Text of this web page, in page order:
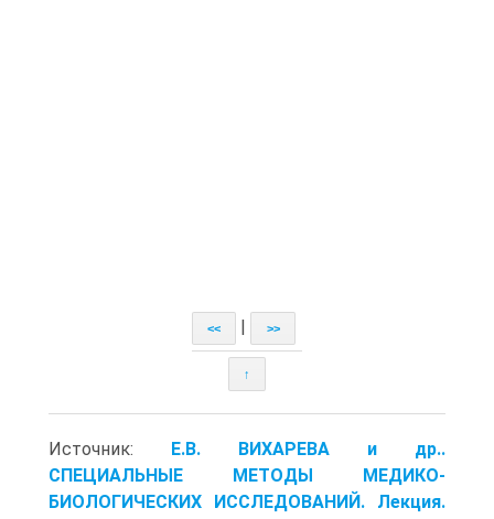
<< | >>
↑
Источник: Е.В. ВИХАРЕВА и др..
СПЕЦИАЛЬНЫЕ МЕТОДЫ МЕДИКО-
БИОЛОГИЧЕСКИХ ИССЛЕДОВАНИЙ. Лекция.